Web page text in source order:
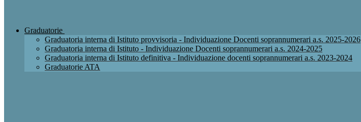
Graduatorie
Graduatoria interna di Istituto provvisoria - Individuazione Docenti soprannumerari a.s. 2025-2026
Graduatoria interna di Istituto - Individuazione Docenti soprannumerari a.s. 2024-2025
Graduatoria interna di Istituto definitiva - Individuazione docenti soprannumerari a.s. 2023-2024
Graduatorie ATA